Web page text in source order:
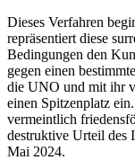
Dieses Verfahren
repräsentiert diese
Bedingungen den
gegen einen
die UNO und mit ihr
einen Spitzenplatz
vermeintlich
destruktive Urteil des
Mai 2024.